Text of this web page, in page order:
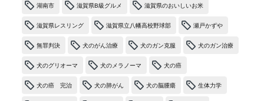
湖南市 滋賀県B級グルメ 滋賀県のおいしいお米
滋賀県レスリング 滋賀県立八幡高校野球部 瀬戸かずや
無罪判決 犬のがん治療 犬のガン克服 犬のガン治療
犬のグリオーマ 犬のメラノーマ 犬の癌
犬の癌 完治 犬の肺がん 犬の脳腫瘍 生体力学